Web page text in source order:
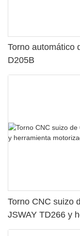
Torno automático
D205B
Torno CNC suizo
JSWAY TD266 y